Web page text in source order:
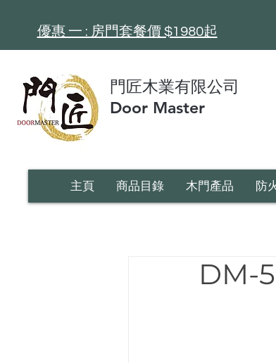
​優惠 一 : 房門套餐價 $1980起
門匠木業有限公司
Door Master
主頁 商品目錄 木門產品 防
DM-